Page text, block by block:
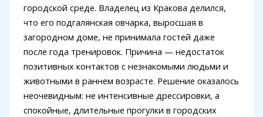
городской среде. Владелец из Кракова делился,
что его подгалянская овчарка, выросшая в
загородном доме, не принимала гостей даже
после года тренировок. Причина — недостаток
позитивных контактов с незнакомыми людьми и
животными в раннем возрасте. Решение оказалось
неочевидным: не интенсивные дрессировки, а
спокойные, длительные прогулки в городских